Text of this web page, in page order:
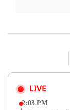
LIVE
2:03 PM